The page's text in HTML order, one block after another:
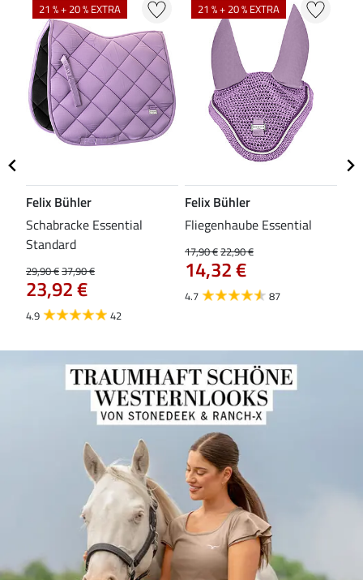
21 % + 20 % EXTRA
Felix Bühler
Schabracke Essential
Standard
29,90 €37,90 €
23,92 €
4.9 42
21 % + 20 % EXTRA
Felix Bühler
Fliegenhaube Essential
17,90 €22,90 €
14,32 €
4.7 87